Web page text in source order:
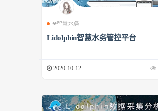
❤智慧水务
Lidolphin智慧水务管控平台
2020-10-12